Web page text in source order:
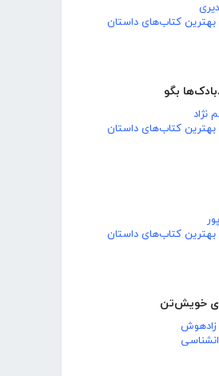
بهترین کتاب‌های داستان
بگو
نژاد
بهترین کتاب‌های داستان
بهترین کتاب‌های داستان
خویش‌تن
زادهوش